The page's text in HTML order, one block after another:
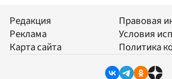
Редакция
Реклама
Карта сайта
Правовая
Условия
Политика